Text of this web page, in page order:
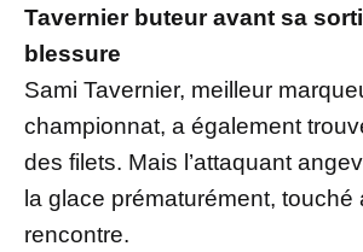
Tavernier buteur avant sa
blessure
Sami Tavernier, meilleur
championnat, a également
des filets. Mais l’attaquant
la glace prématurément, touché
rencontre.